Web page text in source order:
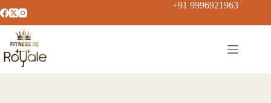
+91 9996921963